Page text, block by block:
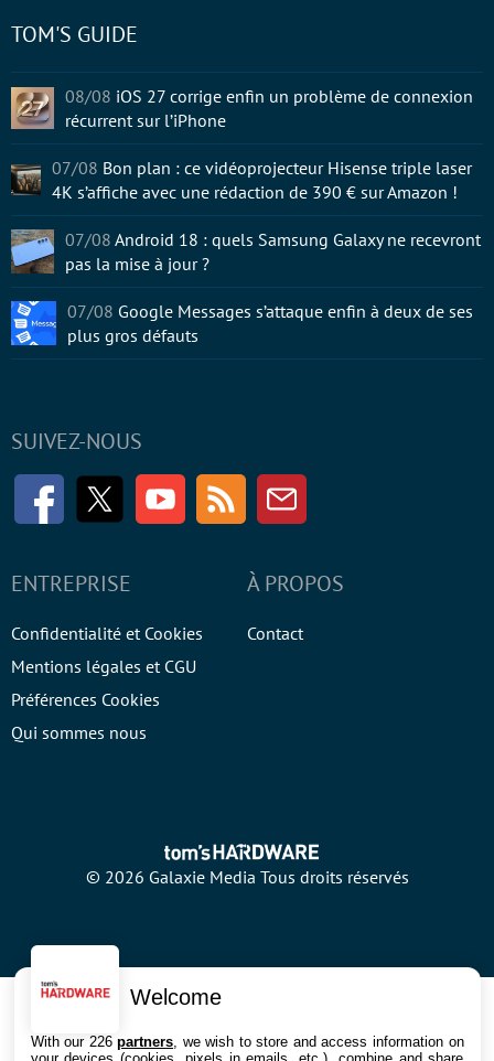
SUIVEZ-NOUS
FacebookTwitter Youtube RSS Newsletter
ENTREPRISE
Confidentialité et Cookies
Mentions légales et CGU
Préférences Cookies
Qui sommes nous
À PROPOS
Contact
© 2026 Galaxie Media Tous droits réservés
TOM'S GUIDE
08/08 iOS 27 corrige enfin un problème de connexion
récurrent sur l’iPhone
07/08 Bon plan : ce vidéoprojecteur Hisense triple laser
4K s’affiche avec une rédaction de 390 € sur Amazon !
07/08 Android 18 : quels Samsung Galaxy ne recevront
pas la mise à jour ?
07/08 Google Messages s’attaque enfin à deux de ses
plus gros défauts
Welcome
With our 226partners , we wish to store and access information on
your devices (cookies, pixels in emails, etc.), combine and share